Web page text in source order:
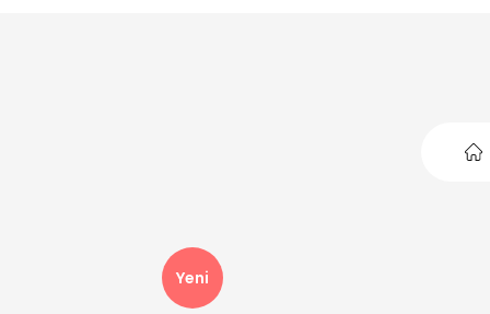
Yeni